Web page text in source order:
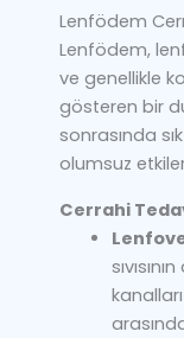
Lenfödem
Lenfödem,
ve genellikle
gösteren bir
sonrasında
olumsuz
Cerrahi